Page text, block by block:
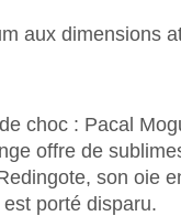
aux dimensions
choc : Pacal
offre de
son oie
porté disparu.